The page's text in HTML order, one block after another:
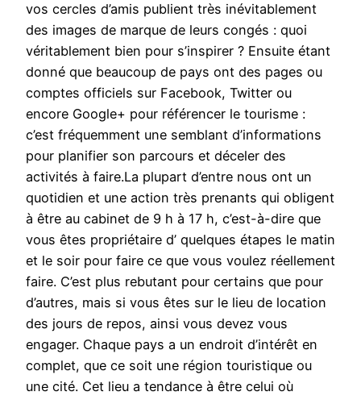
vos cercles d’amis publient très inévitablement
des images de marque de leurs congés : quoi
véritablement bien pour s’inspirer ? Ensuite étant
donné que beaucoup de pays ont des pages ou
comptes officiels sur Facebook, Twitter ou
encore Google+ pour référencer le tourisme :
c’est fréquemment une semblant d’informations
pour planifier son parcours et déceler des
activités à faire.La plupart d’entre nous ont un
quotidien et une action très prenants qui obligent
à être au cabinet de 9 h à 17 h, c’est-à-dire que
vous êtes propriétaire d’ quelques étapes le matin
et le soir pour faire ce que vous voulez réellement
faire. C’est plus rebutant pour certains que pour
d’autres, mais si vous êtes sur le lieu de location
des jours de repos, ainsi vous devez vous
engager. Chaque pays a un endroit d’intérêt en
complet, que ce soit une région touristique ou
une cité. Cet lieu a tendance à être celui où